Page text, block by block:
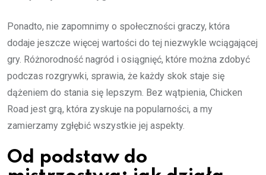
Ponadto, nie zapomnimy o społeczności graczy, która
dodaje jeszcze więcej wartości do tej niezwykle wciągającej
gry. Różnorodność nagród i osiągnięć, które można zdobyć
podczas rozgrywki, sprawia, że każdy skok staje się
dążeniem do stania się lepszym. Bez wątpienia, Chicken
Road jest grą, która zyskuje na popularności, a my
zamierzamy zgłębić wszystkie jej aspekty.
Od podstaw do